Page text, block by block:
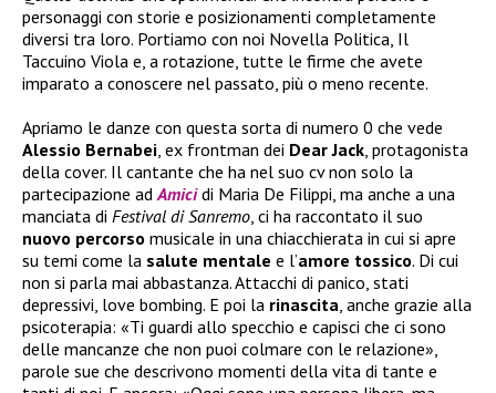
personaggi con storie e posizionamenti completamente
diversi tra loro. Portiamo con noi Novella Politica, Il
Taccuino Viola e, a rotazione, tutte le firme che avete
imparato a conoscere nel passato, più o meno recente.
Apriamo le danze con questa sorta di numero 0 che vede
Alessio Bernabei , ex frontman dei Dear Jack , protagonista
della cover. Il cantante che ha nel suo cv non solo la
partecipazione ad Amici di Maria De Filippi, ma anche a una
manciata di Festival di Sanremo , ci ha raccontato il suo
nuovo percorso musicale in una chiacchierata in cui si apre
su temi come la salute mentale e l’amore tossico. Di cui
non si parla mai abbastanza. Attacchi di panico, stati
depressivi, love bombing. E poi la rinascita , anche grazie alla
psicoterapia: «Ti guardi allo specchio e capisci che ci sono
delle mancanze che non puoi colmare con le relazione»,
parole sue che descrivono momenti della vita di tante e